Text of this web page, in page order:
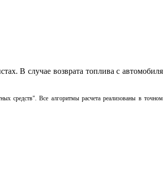
В случае возврата топлива с автомобиля
средств". Все алгоритмы расчета реализованы в точном